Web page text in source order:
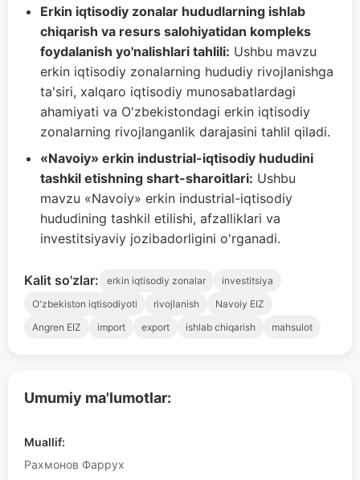
Umumiy ma'lumotlar:
Muallif:
Рахмонов Фаррух
Erkin iqtisodiy zonalar hududlarning ishlab
chiqarish va resurs salohiyatidan kompleks
foydalanish yo'nalishlari tahlili: Ushbu mavzu
erkin iqtisodiy zonalarning hududiy rivojlanishga
ta'siri, xalqaro iqtisodiy munosabatlardagi
ahamiyati va O'zbekistondagi erkin iqtisodiy
zonalarning rivojlanganlik darajasini tahlil qiladi.
«Navoiy» erkin industrial-iqtisodiy hududini
tashkil etishning shart-sharoitlari: Ushbu
mavzu «Navoiy» erkin industrial-iqtisodiy
hududining tashkil etilishi, afzalliklari va
investitsiyaviy jozibadorligini o'rganadi.
Kalit so'zlar: erkin iqtisodiy zonalar
investitsiya
O'zbekiston iqtisodiyoti
rivojlanish
Navoiy EIZ
Angren EIZ
import export ishlab chiqarish mahsulot